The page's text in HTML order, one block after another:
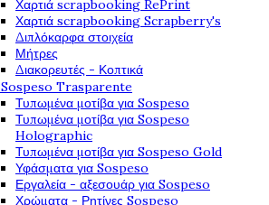
Χαρτιά scrapbooking RePrint
Χαρτιά scrapbooking Scrapberry's
Διπλόκαρφα στοιχεία
Μήτρες
Διακορευτές - Κοπτικά
Sospeso Trasparente
Τυπωμένα μοτίβα για Sospeso
Τυπωμένα μοτίβα για Sospeso
Holographic
Τυπωμένα μοτίβα για Sospeso Gold
Υφάσματα για Sospeso
Εργαλεία - αξεσουάρ για Sospeso
Χρώματα - Ρητίνες Sospeso